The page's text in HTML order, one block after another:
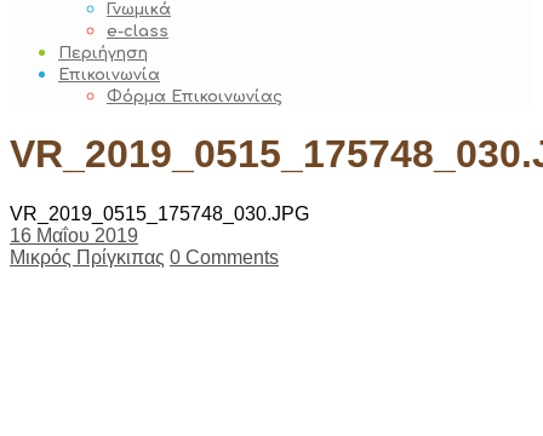
Γνωμικά
e-class
Περιήγηση
Επικοινωνία
Φόρμα Επικοινωνίας
VR_2019_0515_175748_030.JPG
16 Μαΐου 2019
Μικρός Πρίγκιπας 0 Comments